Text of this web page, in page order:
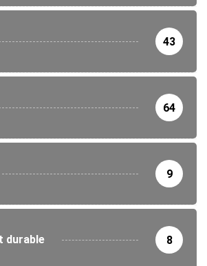
43
64
9
durable 8